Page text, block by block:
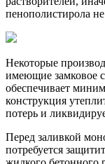
пенополистирола
Некоторые
имеющие замковое
обеспечивает
конструкция
потерь и
Перед заливкой
потребуется